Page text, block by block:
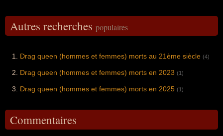
Autres recherches populaires
Drag queen (hommes et femmes) morts au 21ème siècle (4)
Drag queen (hommes et femmes) morts en 2023 (1)
Drag queen (hommes et femmes) morts en 2025 (1)
Commentaires